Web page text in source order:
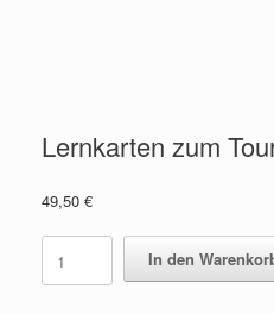
Lernkarten zum
49,50 €
Lernkarten
zum
Tourismusfachwirt
In den